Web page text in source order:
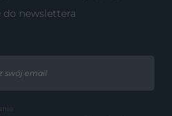
do newslettera